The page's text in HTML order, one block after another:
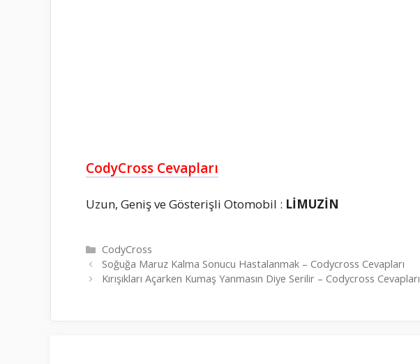
CodyCross Cevapları
Uzun, Geniş ve Gösterişli Otomobil : LİMUZİN
Kategoriler
CodyCross
Soğuğa Maruz Kalma Sonucu Hastalanmak – Codycross Cevapları
Kırışıkları Açarken Kumaş Yanmasın Diye Serilir – Codycross Cevapları